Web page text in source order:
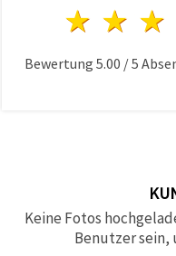
2
1
Bewertung 5.00 /5
Keine Fotos
Benutzer sein,